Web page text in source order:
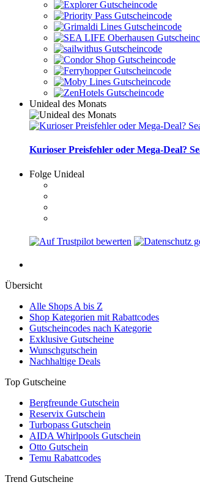
Unideal des Monats
Kurioser Preisfehler oder Mega-Deal?
Folge Unideal
Übersicht
Alle Shops A bis Z
Shop Kategorien mit Rabattcodes
Gutscheincodes nach Kategorie
Exklusive Gutscheine
Wunschgutschein
Nachhaltige Deals
Top Gutscheine
Bergfreunde Gutschein
Reservix Gutschein
Turbopass Gutschein
AIDA Whirlpools Gutschein
Otto Gutschein
Temu Rabattcodes
Trend Gutscheine